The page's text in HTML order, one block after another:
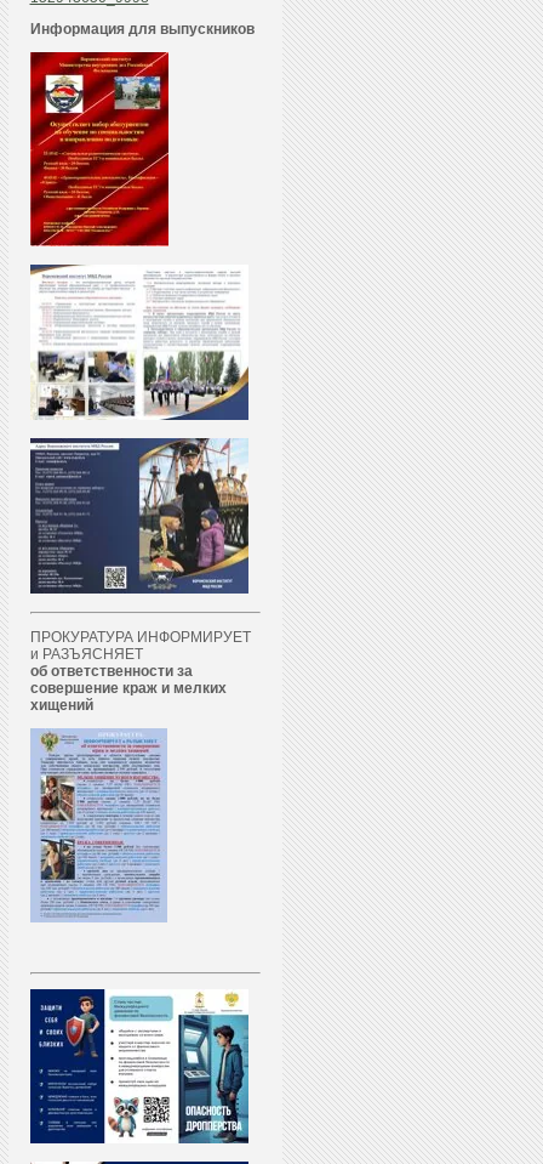
Информация для выпускников
ПРОКУРАТУРА ИНФОРМИРУЕТ
и РАЗЪЯСНЯЕТ
об ответственности за
совершение краж и мелких
хищений